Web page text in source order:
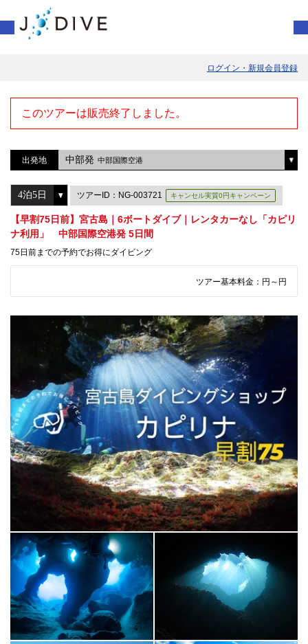
ログイン・新規会員登録
このツアーは販売終了しました。
出発地 中部発 中部国際空港
ツアーID：NG-003721 キャンセル実質0円キャンペーン
【早割75日前】宮古島｜6ボートダイブ｜レンタカーなし「カピリ
ナ利用」 中部国際空港発 5日間
75日前までの予約でお得にダイビング
ツアー基本料金： 円～ 円